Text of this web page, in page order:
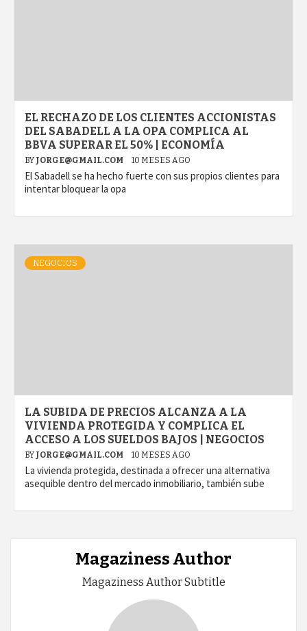
EL RECHAZO DE LOS CLIENTES ACCIONISTAS
DEL SABADELL A LA OPA COMPLICA AL
BBVA SUPERAR EL 50% | ECONOMÍA
BY JORGE@GMAIL.COM 10 MESES AGO
El Sabadell se ha hecho fuerte con sus propios clientes para
intentar bloquear la opa
NEGOCIOS
LA SUBIDA DE PRECIOS ALCANZA A LA
VIVIENDA PROTEGIDA Y COMPLICA EL
ACCESO A LOS SUELDOS BAJOS | NEGOCIOS
BY JORGE@GMAIL.COM 10 MESES AGO
La vivienda protegida, destinada a ofrecer una alternativa
asequible dentro del mercado inmobiliario, también sube
Magaziness Author
Magaziness Author Subtitle